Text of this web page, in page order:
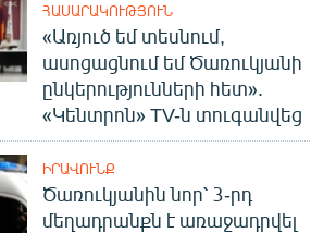
ՀԱՍԱՐԱԿՈՒԹՅՈՒՆ
«Առյուծ եմ տեսնում,
ասոցացնում եմ Ծառուկյանի
ընկերությունների հետ».
«Կենտրոն» TV-ն տուգանվեց
ԻՐԱՎՈՒՆՔ
Ծառուկյանին նոր՝ 3-րդ
մեղադրանքն է առաջադրվել